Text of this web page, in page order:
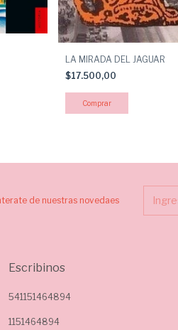
LA MIRADA DEL JAGUAR
$17.500,00
de nuestras novedaes
Escribinos
541151464894
1151464894